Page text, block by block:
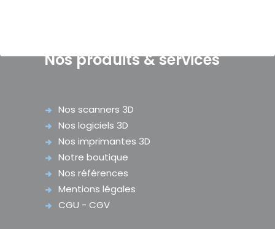
Nos produits & services
Nos scanners 3D
Nos logiciels 3D
Nos imprimantes 3D
Notre boutique
Nos références
Mentions légales
CGU - CGV